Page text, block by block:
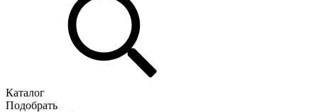
Каталог
Подобрать